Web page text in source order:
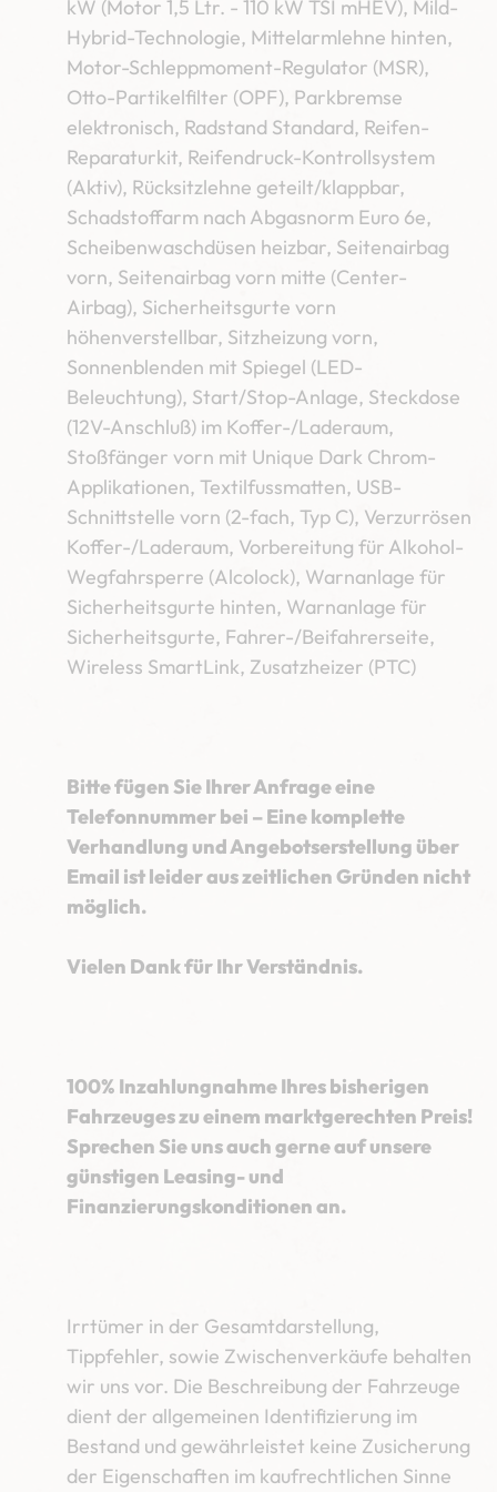
kW (Motor 1,5 Ltr. - 110 kW TSI mHEV), Mild-
Hybrid-Technologie, Mittelarmlehne hinten,
Motor-Schleppmoment-Regulator (MSR),
Otto-Partikelfilter (OPF), Parkbremse
elektronisch, Radstand Standard, Reifen-
Reparaturkit, Reifendruck-Kontrollsystem
(Aktiv), Rücksitzlehne geteilt/klappbar,
Schadstoffarm nach Abgasnorm Euro 6e,
Scheibenwaschdüsen heizbar, Seitenairbag
vorn, Seitenairbag vorn mitte (Center-
Airbag), Sicherheitsgurte vorn
höhenverstellbar, Sitzheizung vorn,
Sonnenblenden mit Spiegel (LED-
Beleuchtung), Start/Stop-Anlage, Steckdose
(12V-Anschluß) im Koffer-/Laderaum,
Stoßfänger vorn mit Unique Dark Chrom-
Applikationen, Textilfussmatten, USB-
Schnittstelle vorn (2-fach, Typ C), Verzurrösen
Koffer-/Laderaum, Vorbereitung für Alkohol-
Wegfahrsperre (Alcolock), Warnanlage für
Sicherheitsgurte hinten, Warnanlage für
Sicherheitsgurte, Fahrer-/Beifahrerseite,
Wireless SmartLink, Zusatzheizer (PTC)
Bitte fügen Sie Ihrer Anfrage eine
Telefonnummer bei – Eine komplette
Verhandlung und Angebotserstellung über
Email ist leider aus zeitlichen Gründen nicht
möglich.
Vielen Dank für Ihr Verständnis.
100% Inzahlungnahme Ihres bisherigen
Fahrzeuges zu einem marktgerechten Preis!
Sprechen Sie uns auch gerne auf unsere
günstigen Leasing- und
Finanzierungskonditionen an.
Irrtümer in der Gesamtdarstellung,
Tippfehler, sowie Zwischenverkäufe behalten
wir uns vor. Die Beschreibung der Fahrzeuge
dient der allgemeinen Identifizierung im
Bestand und gewährleistet keine Zusicherung
der Eigenschaften im kaufrechtlichen Sinne